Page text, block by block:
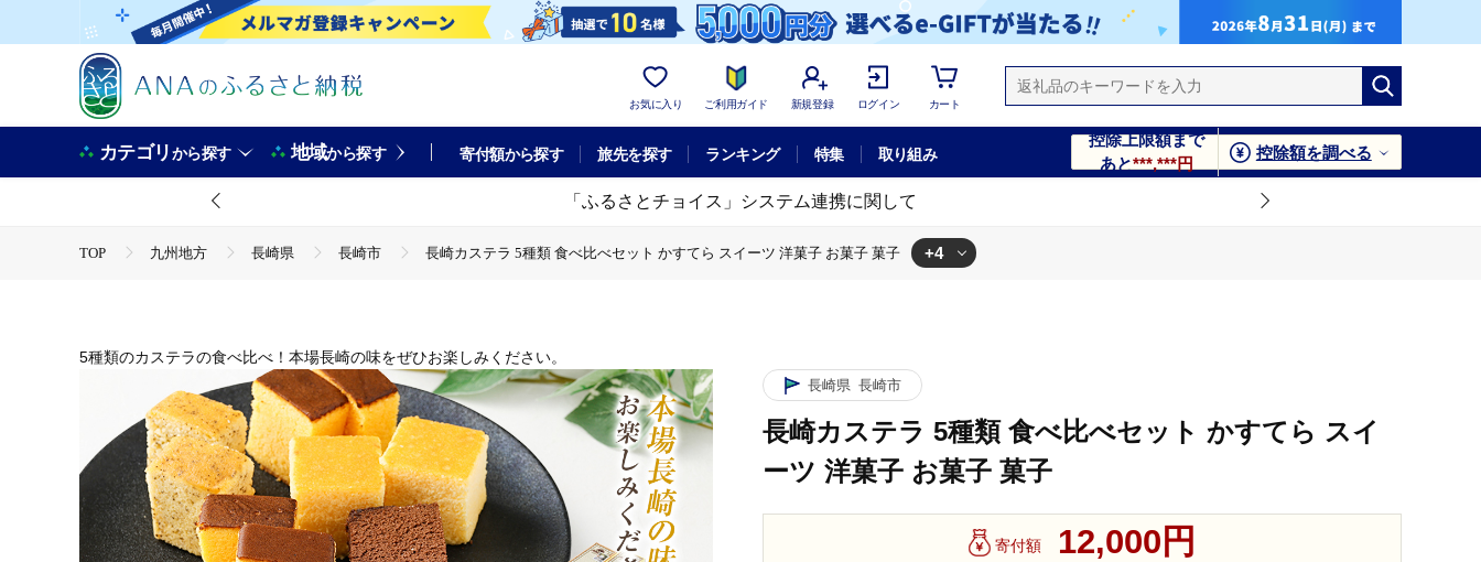
お気に入り ご利用ガイド 新規登録 ログイン カート
カテゴリから探す 地域から探す 寄付額から探す 旅先を探す ランキング 特集 取り組み
控除上限額まで
あと***,***円
控除額を調べる
「ふるさとチョイス」システム連携に関して
TOP 九州地方 長崎県 長崎市 長崎カステラ 5種類 食べ比べセット かすてら スイーツ 洋菓子 お菓子 菓子 +4
5種類のカステラの食べ比べ！本場長崎の味をぜひお楽しみください。
長崎県 長崎市
長崎カステラ 5種類 食べ比べセット かすてら スイ
ーツ 洋菓子 お菓子 菓子
寄付額 12,000円